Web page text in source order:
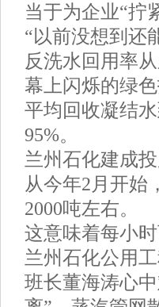
当于为企业“拧
“以前没想到还
反洗水回用率
幕上闪烁的绿
平均回收凝结
95%。
兰州石化建成
从今年2月开始
2000吨左右。
这意味着每小时
兰州石化公用
班长董海涛心